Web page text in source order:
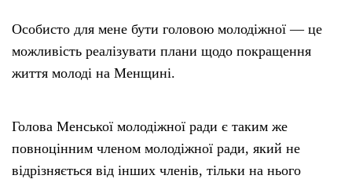
Особисто для мене бути головою молодіжної — це
можливість реалізувати плани щодо покращення
життя молоді на Менщині.
Голова Менської молодіжної ради є таким же
повноцінним членом молодіжної ради, який не
відрізняється від інших членів, тільки на нього